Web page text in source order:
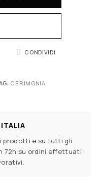
CONDIVIDI
CERIMONIA
prodotti e su tutti gli
72h su ordini effettuati